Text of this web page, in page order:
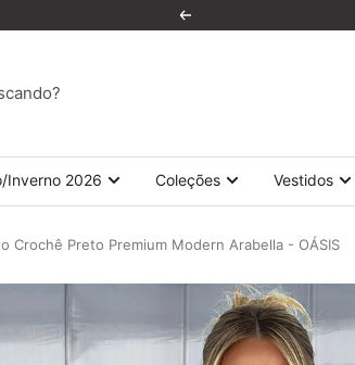
Anterior
Inverno 2026 Coleções Vestidos
Crochê Preto Premium Modern Arabella - OÁSIS